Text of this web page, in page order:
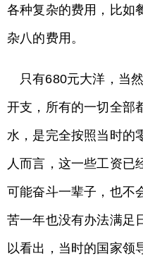
各种复杂的费用，比如
杂八的费用。
只有680元大洋，当
开支，所有的一切全部
水，是完全按照当时的
人而言，这一些工资已
可能奋斗一辈子，也不
苦一年也没有办法满足
以看出，当时的国家领